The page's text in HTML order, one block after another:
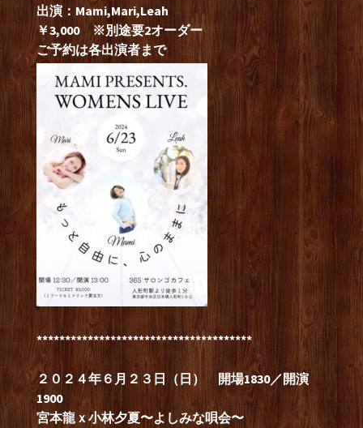
出演：Mami,Mari,Leah
￥3,000 ※別途要2オーダー
ご予約は各出演者まで
**************************************
２０２４年６月２３日（日） 開場1830／開演
1900
宮本龍ｘ小林夕夏〜よしみな唄会〜